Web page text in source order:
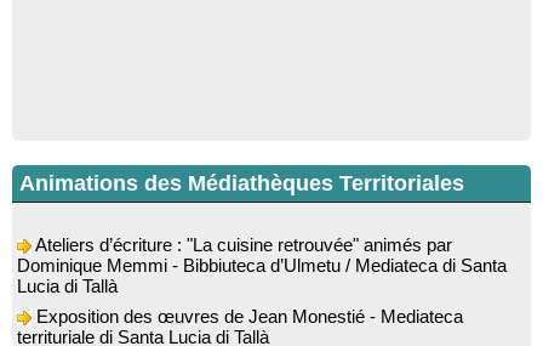
Animations des Médiathèques Territoriales
Dominique Memmi - Bibbiuteca d’Ulmetu / Mediateca di Santa
Lucia di Tallà
territuriale di Santa Lucia di Tallà